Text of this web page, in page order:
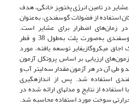
در تامین انرژی پخت­و­پز خانگی، هدف
استفاده از فضولات گوسفندی، به‌عنوان
زمان‌های اضطرار برای عشایر است.
به‌همین‌منظور، فضولات گوسفندی به‌صورت پلت به‌طول 38 و قطر
اجاق میکروگازیفایر توسعه یافته، مورد
ارزیابی بر اساس پروتکل آزمون
و طی آن در هر آزمون مقدار سه لیتر آب و
استفاده شد. پس از اندازه­گیری
از نتایج و مدل­های ارائه شده در
سوخت مورد استفاده محاسبه شد.